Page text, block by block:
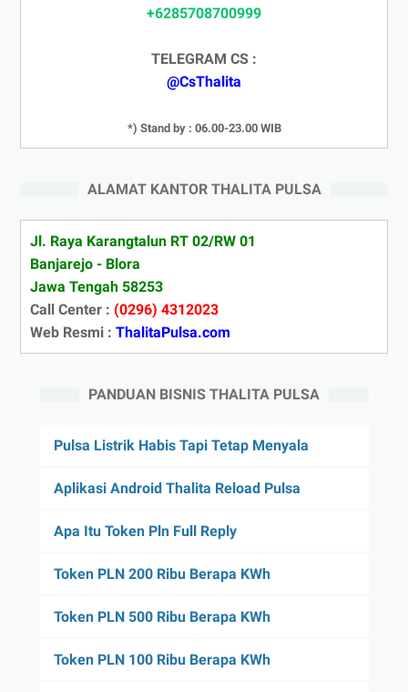
+6285708700999
TELEGRAM CS :
@CsThalita
*) Stand by : 06.00-23.00 WIB
ALAMAT KANTOR THALITA PULSA
Jl. Raya Karangtalun RT 02/RW 01
Banjarejo - Blora
Jawa Tengah 58253
Call Center : (0296) 4312023
Web Resmi : ThalitaPulsa.com
PANDUAN BISNIS THALITA PULSA
Pulsa Listrik Habis Tapi Tetap Menyala
Aplikasi Android Thalita Reload Pulsa
Apa Itu Token Pln Full Reply
Token PLN 200 Ribu Berapa KWh
Token PLN 500 Ribu Berapa KWh
Token PLN 100 Ribu Berapa KWh